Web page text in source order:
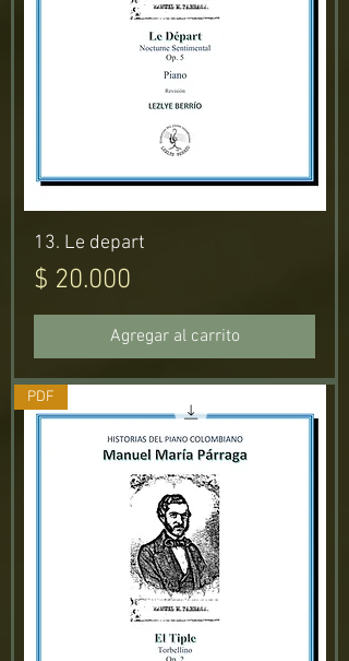
13. Le depart
Precio
$ 20.000
Agregar al carrito
PDF